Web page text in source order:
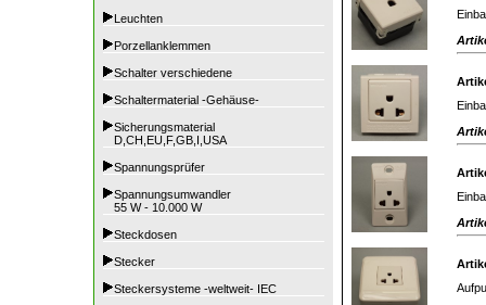
Leuchten
Porzellanklemmen
Schalter verschiedene
Schaltermaterial -Gehäuse-
Sicherungsmaterial
D,CH,EU,F,GB,I,USA
Spannungsprüfer
Spannungsumwandler
55 W - 10.000 W
Steckdosen
Stecker
Steckersysteme -weltweit- IEC